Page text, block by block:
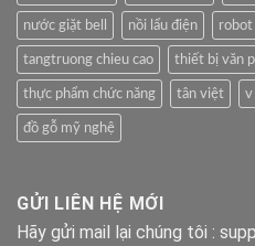
nước giặt bell nồi lẩu điện robot
tangtruong chieu cao thiết bị văn
thực phẩm chức năng tân việt v
đồ gỗ mỹ nghệ
GỬI LIÊN HỆ MỚI
Hãy gửi mail lại chúng tôi :